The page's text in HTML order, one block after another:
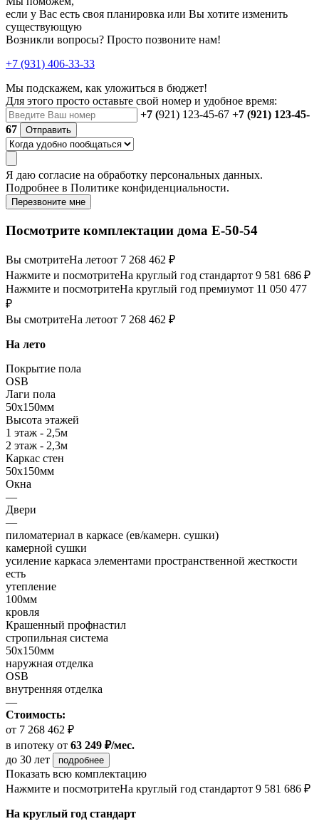
если у Вас есть своя планировка или Вы хотите изменить
существующую
Возникли вопросы? Просто позвоните нам!
+7 (931) 406-33-33
Мы подскажем, как уложиться в бюджет!
Для этого просто оставьте свой номер и удобное время:
+7 (921) 123-45-67 +7 (921) 123-45-
67
Отправить
Я даю согласие на обработку персональных данных.
Подробнее в Политике конфиденциальности.
Перезвоните мне
Посмотрите комплектации дома E-50-54
Вы смотритеНа летоот 7 268 462 ₽
Нажмите и посмотритеНа круглый год стандартот 9 581 686 ₽
Нажмите и посмотритеНа круглый год премиумот 11 050 477
₽
Вы смотритеНа летоот 7 268 462 ₽
На лето
Покрытие пола
OSB
Лаги пола
50х150мм
Высота этажей
1 этаж - 2,5м
2 этаж - 2,3м
Каркас стен
50х150мм
Окна
—
Двери
—
пиломатериал в каркасе (ев/камерн. сушки)
камерной сушки
усиление каркаса элементами пространственной жесткости
есть
утепление
100мм
кровля
Крашенный профнастил
стропильная система
50х150мм
наружная отделка
OSB
внутренняя отделка
—
Стоимость:
от 7 268 462 ₽
в ипотеку от 63 249 ₽/мес.
до 30 лет
подробнее
Показать всю комплектацию
Нажмите и посмотритеНа круглый год стандартот 9 581 686 ₽
На круглый год стандарт